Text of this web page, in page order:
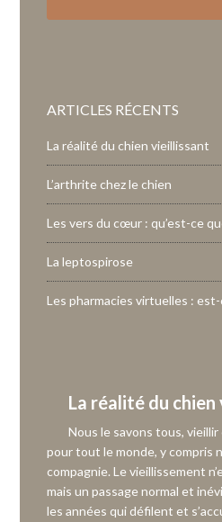
ARTICLES RÉCENTS
La réalité du chien vieillissant
L’arthrite chez le chien
Les vers du cœur : qu’est-ce
La leptospirose
Les pharmacies virtuelles :
La réalité du
Nous le savons tous,
pour tout le monde, y compris
compagnie. Le vieillissement
mais un passage normal et
les années qui défilent et